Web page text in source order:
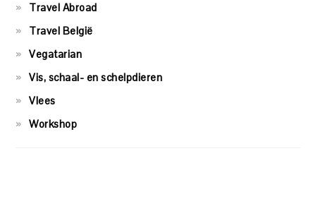
Travel Abroad
Travel België
Vegatarian
Vis, schaal- en schelpdieren
Vlees
Workshop